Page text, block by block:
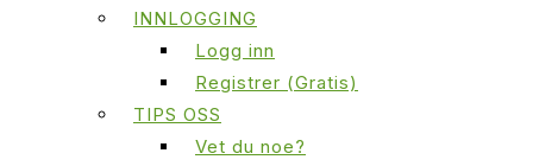
INNLOGGING
Logg inn
Registrer (Gratis)
TIPS OSS
Vet du noe?